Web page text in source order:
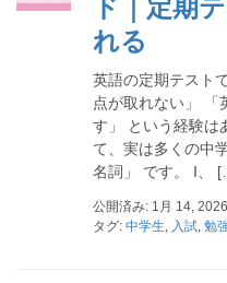
ド｜定期
れる
英語の定期テスト
点が取れない」 「
す」 という経験は
て、実は多くの中
名詞」 です。 I、
公開済み: 1月 14, 2026
タグ: 中学生 入試 勉